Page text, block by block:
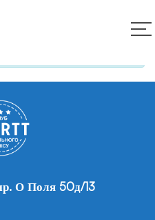
керувати своїми
О Поля 50д/13